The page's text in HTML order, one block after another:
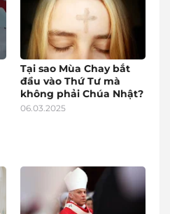
Tại sao Mùa Chay bắt
đầu vào Thứ Tư mà
không phải Chúa Nhật?
06.03.2025